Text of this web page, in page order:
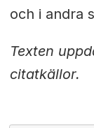
och i andra
Texten
citatkällor.